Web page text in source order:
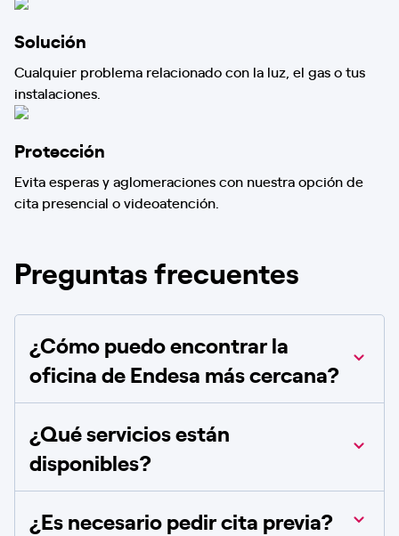
Solución
Cualquier problema relacionado con la luz, el gas o tus
instalaciones.
Protección
Evita esperas y aglomeraciones con nuestra opción de
cita presencial o videoatención.
Preguntas frecuentes
¿Cómo puedo encontrar la
oficina de Endesa más cercana?
¿Qué servicios están
disponibles?
¿Es necesario pedir cita previa?